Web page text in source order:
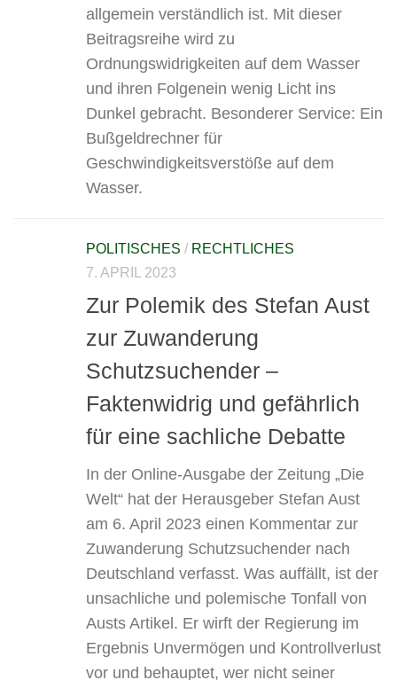
allgemein verständlich ist. Mit dieser
Beitragsreihe wird zu
Ordnungswidrigkeiten auf dem Wasser
und ihren Folgenein wenig Licht ins
Dunkel gebracht. Besonderer Service: Ein
Bußgeldrechner für
Geschwindigkeitsverstöße auf dem
Wasser.
POLITISCHES / RECHTLICHES
7. APRIL 2023
Zur Polemik des Stefan Aust
zur Zuwanderung
Schutzsuchender –
Faktenwidrig und gefährlich
für eine sachliche Debatte
In der Online-Ausgabe der Zeitung „Die
Welt“ hat der Herausgeber Stefan Aust
am 6. April 2023 einen Kommentar zur
Zuwanderung Schutzsuchender nach
Deutschland verfasst. Was auffällt, ist der
unsachliche und polemische Tonfall von
Austs Artikel. Er wirft der Regierung im
Ergebnis Unvermögen und Kontrollverlust
vor und behauptet, wer nicht seiner